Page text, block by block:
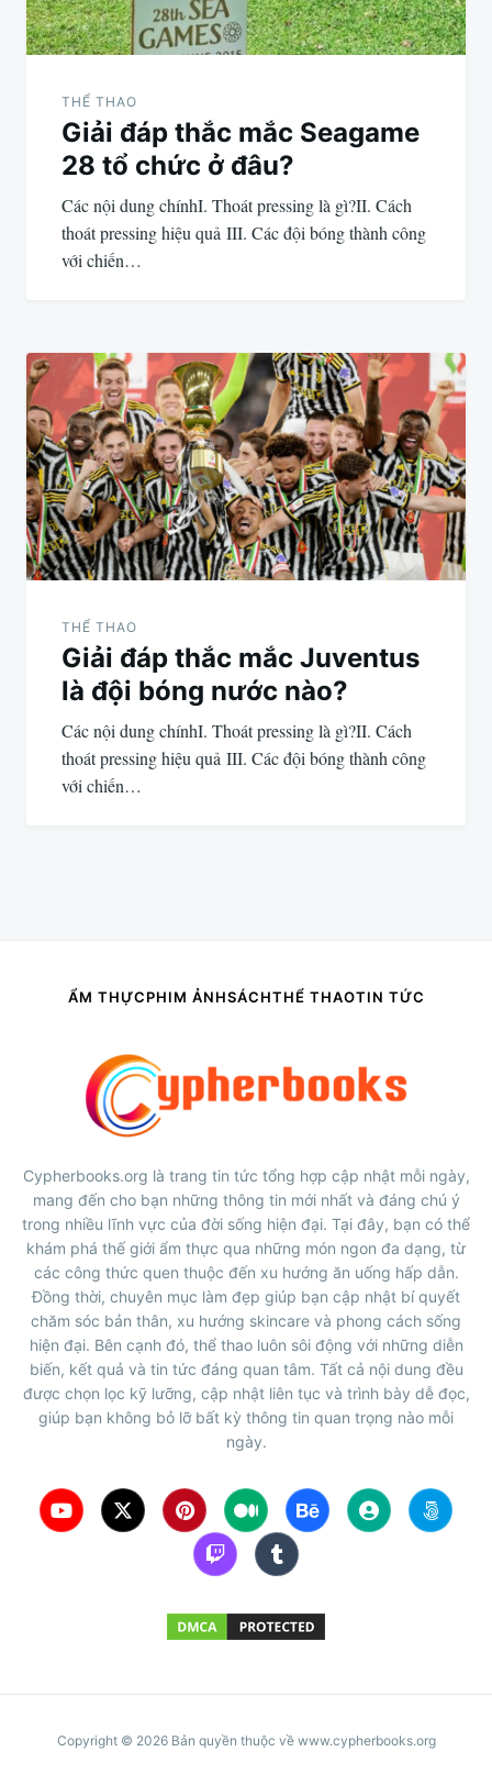
THỂ THAO
Giải đáp thắc mắc Seagame
28 tổ chức ở đâu?
Các nội dung chínhI. Thoát pressing là gì?II. Cách
thoát pressing hiệu quả III. Các đội bóng thành công
với chiến…
THỂ THAO
Giải đáp thắc mắc Juventus
là đội bóng nước nào?
Các nội dung chínhI. Thoát pressing là gì?II. Cách
thoát pressing hiệu quả III. Các đội bóng thành công
với chiến…
ẨM THỰCPHIM ẢNHSÁCHTHỂ THAOTIN TỨC
Cypherbooks.org là trang tin tức tổng hợp cập nhật mỗi ngày,
mang đến cho bạn những thông tin mới nhất và đáng chú ý
trong nhiều lĩnh vực của đời sống hiện đại. Tại đây, bạn có thể
khám phá thế giới ẩm thực qua những món ngon đa dạng, từ
các công thức quen thuộc đến xu hướng ăn uống hấp dẫn.
Đồng thời, chuyên mục làm đẹp giúp bạn cập nhật bí quyết
chăm sóc bản thân, xu hướng skincare và phong cách sống
hiện đại. Bên cạnh đó, thể thao luôn sôi động với những diễn
biến, kết quả và tin tức đáng quan tâm. Tất cả nội dung đều
được chọn lọc kỹ lưỡng, cập nhật liên tục và trình bày dễ đọc,
giúp bạn không bỏ lỡ bất kỳ thông tin quan trọng nào mỗi
ngày.
Copyright © 2026 Bản quyền thuộc về www.cypherbooks.org